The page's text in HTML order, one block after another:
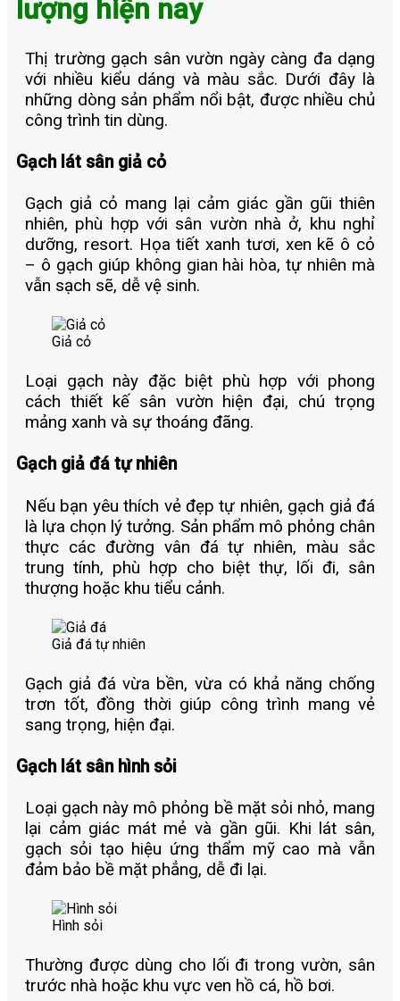
lượng hiện nay
Thị trường gạch sân vườn ngày càng đa dạng
với nhiều kiểu dáng và màu sắc. Dưới đây là
những dòng sản phẩm nổi bật, được nhiều chủ
công trình tin dùng.
Gạch lát sân giả cỏ
Gạch giả cỏ mang lại cảm giác gần gũi thiên
nhiên, phù hợp với sân vườn nhà ở, khu nghỉ
dưỡng, resort. Họa tiết xanh tươi, xen kẽ ô cỏ
– ô gạch giúp không gian hài hòa, tự nhiên mà
vẫn sạch sẽ, dễ vệ sinh.
Giả cỏ
Loại gạch này đặc biệt phù hợp với phong
cách thiết kế sân vườn hiện đại, chú trọng
mảng xanh và sự thoáng đãng.
Gạch giả đá tự nhiên
Nếu bạn yêu thích vẻ đẹp tự nhiên, gạch giả đá
là lựa chọn lý tưởng. Sản phẩm mô phỏng chân
thực các đường vân đá tự nhiên, màu sắc
trung tính, phù hợp cho biệt thự, lối đi, sân
thượng hoặc khu tiểu cảnh.
Giả đá tự nhiên
Gạch giả đá vừa bền, vừa có khả năng chống
trơn tốt, đồng thời giúp công trình mang vẻ
sang trọng, hiện đại.
Gạch lát sân hình sỏi
Loại gạch này mô phỏng bề mặt sỏi nhỏ, mang
lại cảm giác mát mẻ và gần gũi. Khi lát sân,
gạch sỏi tạo hiệu ứng thẩm mỹ cao mà vẫn
đảm bảo bề mặt phẳng, dễ đi lại.
Hình sỏi
Thường được dùng cho lối đi trong vườn, sân
trước nhà hoặc khu vực ven hồ cá, hồ bơi.